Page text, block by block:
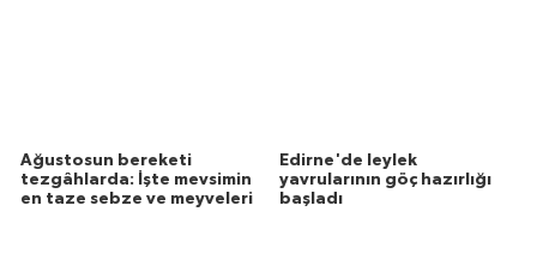
Ağustosun bereketi
tezgâhlarda: İşte mevsimin
en taze sebze ve meyveleri
Edirne'de leylek
yavrularının göç hazırlığı
başladı